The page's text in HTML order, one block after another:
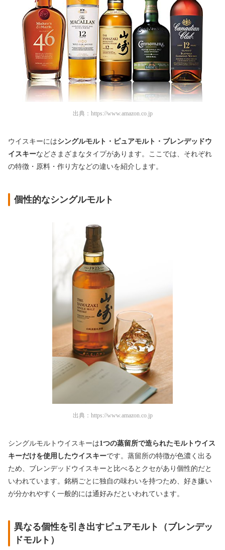
出典： https://www.amazon.co.jp
ウイスキーにはシングルモルト・ピュアモルト・ブレンデッドウ
イスキーなどさまざまなタイプがあります。ここでは、それぞれ
の特徴・原料・作り方などの違いを紹介します。
個性的なシングルモルト
出典： https://www.amazon.co.jp
シングルモルトウイスキーは1つの蒸留所で造られたモルトウイス
キーだけを使用したウイスキーです。蒸留所の特徴が色濃く出る
ため、ブレンデッドウイスキーと比べるとクセがあり個性的だと
いわれています。銘柄ごとに独自の味わいを持つため、好き嫌い
が分かれやすく一般的には通好みだといわれています。
異なる個性を引き出すピュアモルト（ブレンデッ
ドモルト）